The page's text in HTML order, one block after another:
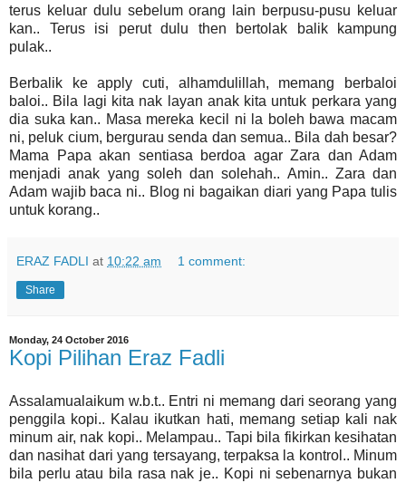
terus keluar dulu sebelum orang lain berpusu-pusu keluar
kan.. Terus isi perut dulu then bertolak balik kampung
pulak..
Berbalik ke apply cuti, alhamdulillah, memang berbaloi
baloi.. Bila lagi kita nak layan anak kita untuk perkara yang
dia suka kan.. Masa mereka kecil ni la boleh bawa macam
ni, peluk cium, bergurau senda dan semua.. Bila dah besar?
Mama Papa akan sentiasa berdoa agar Zara dan Adam
menjadi anak yang soleh dan solehah.. Amin.. Zara dan
Adam wajib baca ni.. Blog ni bagaikan diari yang Papa tulis
untuk korang..
ERAZ FADLI at 10:22 am 1 comment:
Share
Monday, 24 October 2016
Kopi Pilihan Eraz Fadli
Assalamualaikum w.b.t.. Entri ni memang dari seorang yang
penggila kopi.. Kalau ikutkan hati, memang setiap kali nak
minum air, nak kopi.. Melampau.. Tapi bila fikirkan kesihatan
dan nasihat dari yang tersayang, terpaksa la kontrol.. Minum
bila perlu atau bila rasa nak je.. Kopi ni sebenarnya bukan